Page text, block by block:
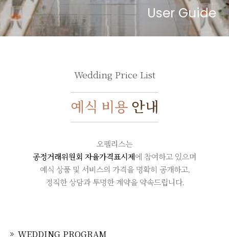
User Guide
Wedding Price List
예식 비용안내
오펠리스는
공정거래위원회 자율가격표시제에 참여하고 있으며
예식 상품 및 서비스의 가격을 명확히 공개하고,
정직한 상담과 투명한 계약을약속드립니다.
WEDDING PROGRAM